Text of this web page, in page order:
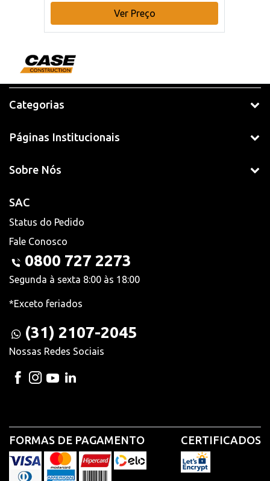
Ver Preço
Categorias
Páginas Institucionais
Sobre Nós
SAC
Status do Pedido
Fale Conosco
0800 727 2273
Segunda à sexta 8:00 às 18:00
*Exceto feriados
(31) 2107-2045
Nossas Redes Sociais
FORMAS DE PAGAMENTO CERTIFICADOS